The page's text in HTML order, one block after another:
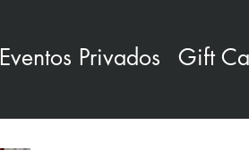
Eventos Privados Gift